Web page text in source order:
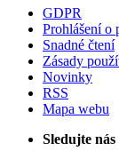
GDPR
Prohlášení o
Snadné čtení
Zásady
Novinky
RSS
Mapa webu
Sledujte